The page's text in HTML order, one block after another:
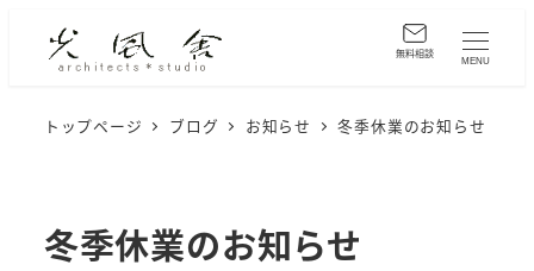
MENU
トップページ ブログ お知らせ 冬季休業のお知らせ
冬季休業のお知らせ
無料相談